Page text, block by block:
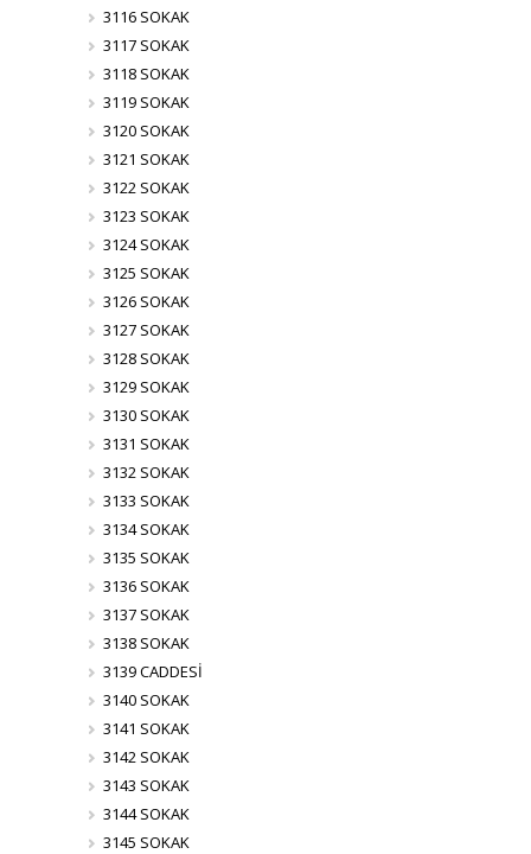
3116 SOKAK
3117 SOKAK
3118 SOKAK
3119 SOKAK
3120 SOKAK
3121 SOKAK
3122 SOKAK
3123 SOKAK
3124 SOKAK
3125 SOKAK
3126 SOKAK
3127 SOKAK
3128 SOKAK
3129 SOKAK
3130 SOKAK
3131 SOKAK
3132 SOKAK
3133 SOKAK
3134 SOKAK
3135 SOKAK
3136 SOKAK
3137 SOKAK
3138 SOKAK
3139 CADDESİ
3140 SOKAK
3141 SOKAK
3142 SOKAK
3143 SOKAK
3144 SOKAK
3145 SOKAK